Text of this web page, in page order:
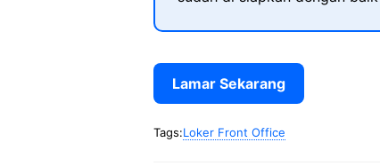
Lamar Sekarang
Tags:Loker Front Office